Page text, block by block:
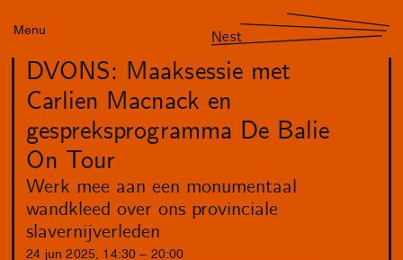
Menu Nest
DVONS: Maaksessie met
Carlien Macnack en
gespreksprogramma De Balie
On Tour
Werk mee aan een monumentaal
wandkleed over ons provinciale
slavernijverleden
24 jun 2025 14 :30 20:00